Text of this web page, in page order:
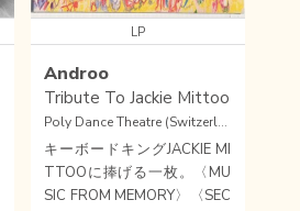
LP
Androo
Tribute To Jackie Mittoo
Poly Dance Theatre (Switzerland)
キーボードキングJACKIE MI
TTOOに捧げる一枚。〈MU
SIC FROM MEMORY〉〈SEC